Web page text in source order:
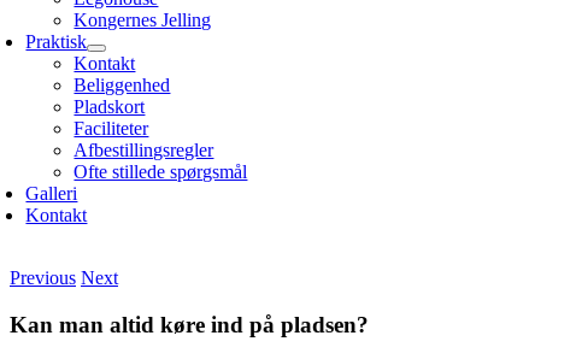
Kongernes Jelling
Praktisk
Kontakt
Beliggenhed
Pladskort
Faciliteter
Afbestillingsregler
Ofte stillede spørgsmål
Galleri
Kontakt
Previous Next
Kan man altid køre ind på pladsen?